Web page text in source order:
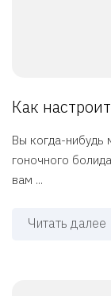
Как
Вы когда-нибудь
гоночного
вам ...
Читать далее